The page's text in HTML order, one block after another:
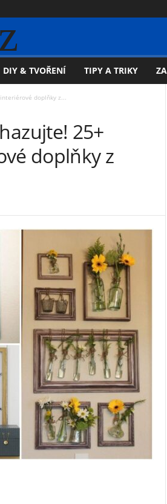
DIY & TVOŘENÍ TIPY A TRIKY
doplňky z...
25+
doplňky z